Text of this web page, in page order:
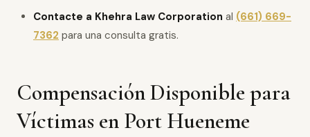
Contacte a Khehra Law Corporation al (661) 669-
7362 para una consulta gratis.
Compensación Disponible para
Víctimas en Port Hueneme